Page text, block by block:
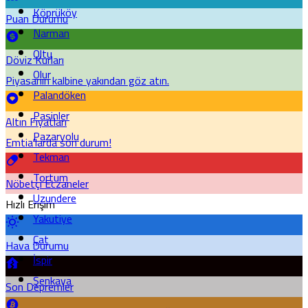
Puan Durumu
Döviz Kurları
Piyasanın kalbine yakından göz atın.
Altın Fiyatları
Emtia'larda son durum!
Nöbetçi Eczaneler
Hızlı Erişim
Hava Durumu
Son Depremler
Köprüköy
Narman
Oltu
Olur
Palandöken
Pasinler
Pazaryolu
Tekman
Tortum
Uzundere
Yakutiye
Çat
İspir
Şenkaya